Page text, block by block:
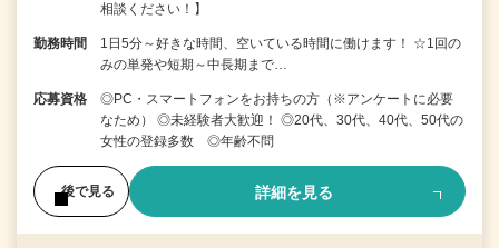
相談ください！】
勤務時間
1日5分～好きな時間、空いている時間に働けます！ ☆1回の
みの単発や短期～中長期まで…
応募資格
◎PC・スマートフォンをお持ちの方（※アンケートに必要
なため） ◎未経験者大歓迎！ ◎20代、30代、40代、50代の
女性の登録多数 ◎年齢不問
後で見る 詳細を見る